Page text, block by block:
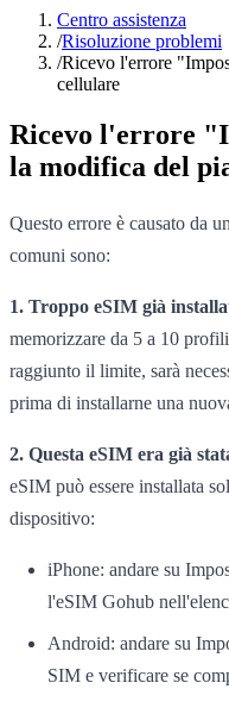
Centro assistenza
/Risoluzione problemi
/Ricevo l'errore
cellulare
Ricevo l'errore
la modifica del
Questo errore è causato da
comuni sono:
1. Troppo eSIM già
memorizzare da 5 a 10
raggiunto il limite, sarà
prima di installarne una
2. Questa eSIM era già
eSIM può essere installata
dispositivo:
iPhone: andare su
l'eSIM Gohub
Android: andare su
SIM e verificare se